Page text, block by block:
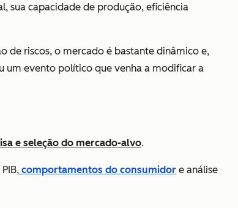
sua capacidade de produção, eficiência
de riscos, o mercado é bastante dinâmico e,
um evento político que venha a modificar a
e seleção do mercado-alvo.
comportamentos do consumidor e análise